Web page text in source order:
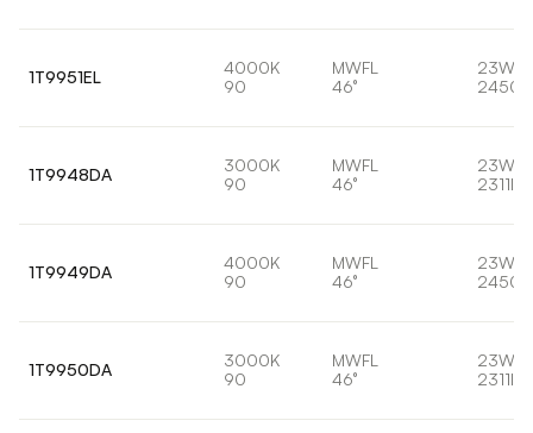
1T9951EL
4000K
90
MWFL
46°
23W
1T9948DA
3000K
90
MWFL
46°
23W
2311lm
1T9949DA
4000K
90
MWFL
46°
23W
1T9950DA
3000K
90
MWFL
46°
23W
2311lm